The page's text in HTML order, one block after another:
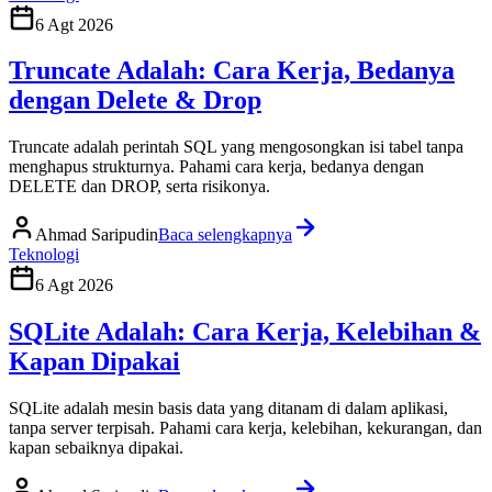
6 Agt 2026
Truncate Adalah: Cara Kerja, Bedanya
dengan Delete & Drop
Truncate adalah perintah SQL yang mengosongkan isi tabel tanpa
menghapus strukturnya. Pahami cara kerja, bedanya dengan
DELETE dan DROP, serta risikonya.
Ahmad SaripudinBaca selengkapnya
Teknologi
6 Agt 2026
SQLite Adalah: Cara Kerja, Kelebihan &
Kapan Dipakai
SQLite adalah mesin basis data yang ditanam di dalam aplikasi,
tanpa server terpisah. Pahami cara kerja, kelebihan, kekurangan, dan
kapan sebaiknya dipakai.